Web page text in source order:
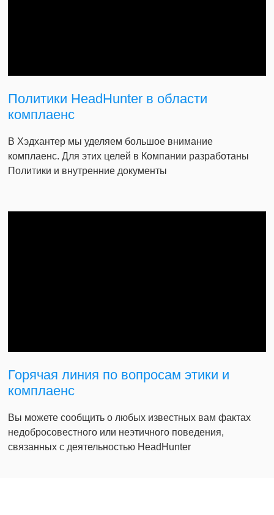
Политики HeadHunter в области
комплаенс
В Хэдхантер мы уделяем большое внимание
комплаенс. Для этих целей в Компании разработаны
Политики и внутренние документы
Горячая линия по вопросам этики и
комплаенс
Вы можете сообщить о любых известных вам фактах
недобросовестного или неэтичного поведения,
связанных с деятельностью HeadHunter